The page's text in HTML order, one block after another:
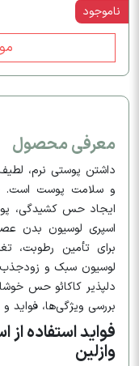
ناموجود
معرفی محصول
داشتن پوستی نرم،
و سلامت پوست است.
ایجاد حس کشیدگی،
اسپری لوسیون بدن
برای تأمین رطوبت،
لوسیون سبک و زودجذب،
دلپذیر کاکائو حس
بررسی ویژگی‌ها، فواید
فواید استفاده
وازلین